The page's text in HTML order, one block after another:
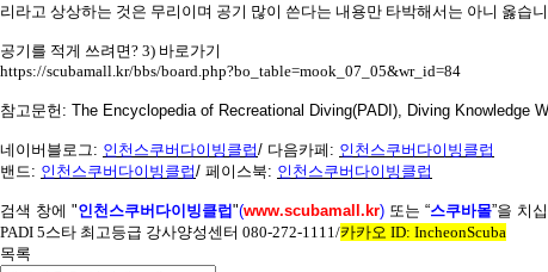
리라고 상상하는 것은 무리이며 공기 많이 쓴다는 내용만 타박해서는 아니 옳습
공기를 적게 쓰려면? 3) 바로가기
https://scubamall.kr/bbs/board.php?bo_table=mook_07_05&wr_id=84
참고문헌 : The Encyclopedia of Recreational Diving(PADI), Diving Knowledge
네이버블로그: 인천스쿠버다이빙클럽/ 다음카페 : 인천스쿠버다이빙클럽
밴드: 인천스쿠버다이빙클럽/ 페이스북: 인천스쿠버다이빙클럽
검색 창에 "인천스쿠버다이빙클럽 "(www.scubamall.kr) 또는 “스쿠바몰”을 치
PADI 5스타 최고등급 강사양성센터 080-272-1111/카카오 ID: IncheonScuba
목록